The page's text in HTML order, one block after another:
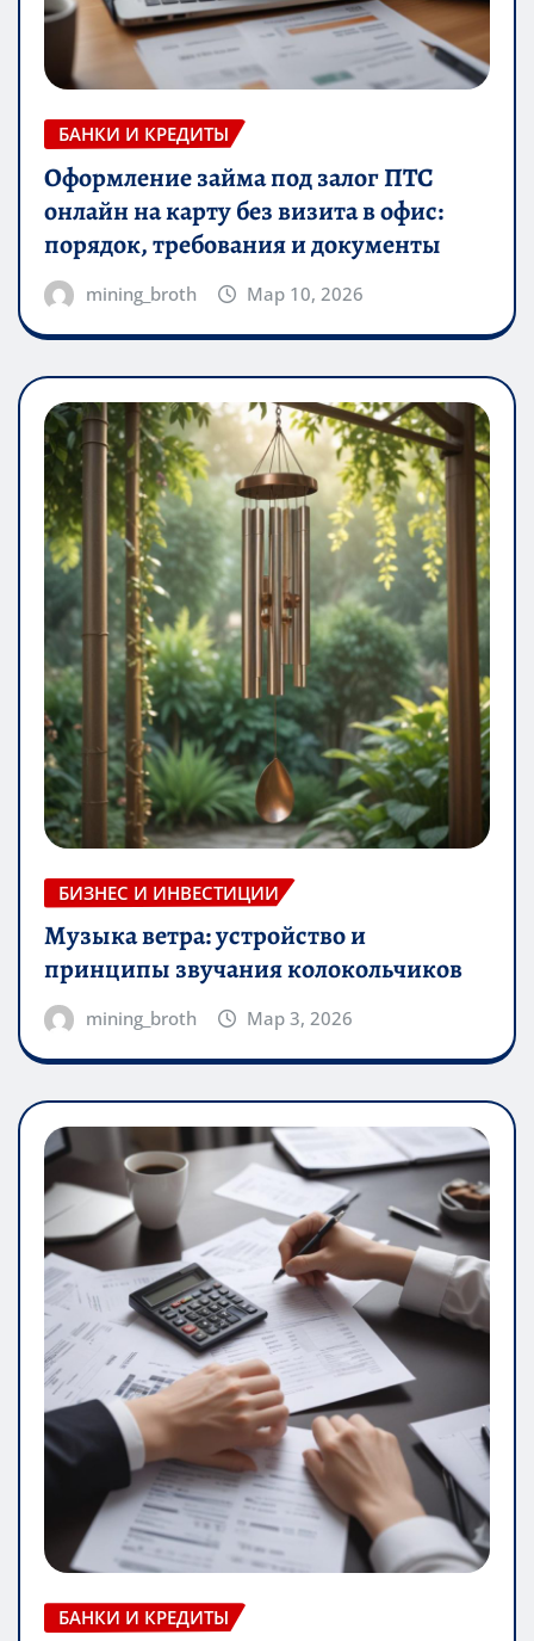
БАНКИ И КРЕДИТЫ
Оформление займа под залог ПТС
онлайн на карту без визита в офис:
порядок, требования и документы
mining_broth Мар 10, 2026
БИЗНЕС И ИНВЕСТИЦИИ
Музыка ветра: устройство и
принципы звучания колокольчиков
mining_broth Мар 3, 2026
БАНКИ И КРЕДИТЫ